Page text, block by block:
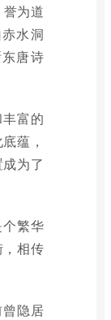
为道
水洞
唐诗
富的
蕴，
为了
繁华
相传
隐居